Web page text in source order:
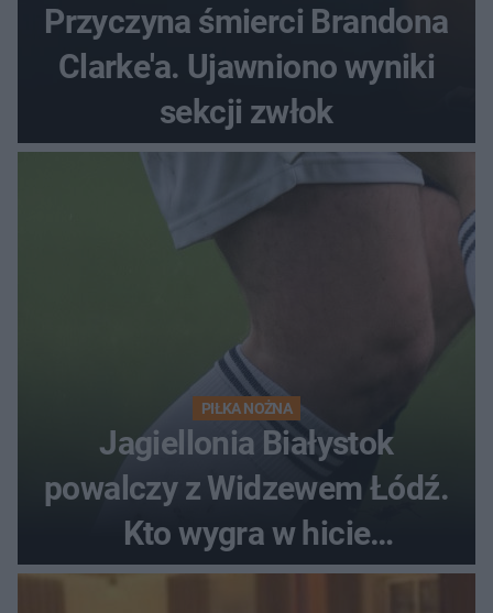
Przyczyna śmierci Brandona
Clarke'a. Ujawniono wyniki
sekcji zwłok
PIŁKA NOŻNA
Jagiellonia Białystok
powalczy z Widzewem Łódź.
Kto wygra w hicie
Ekstraklasy?